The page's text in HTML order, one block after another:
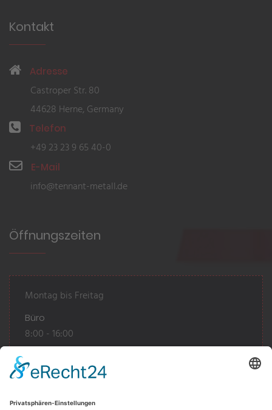
Kontakt
Adresse
Castroper Str. 80
44628 Herne, Germany
Telefon
+49 23 23 9 65 40-0
E-Mail
info@tennant-metall.de
Öffnungszeiten
Montag bis Freitag
Büro
8:00 - 16:00
7:30 - 12:00